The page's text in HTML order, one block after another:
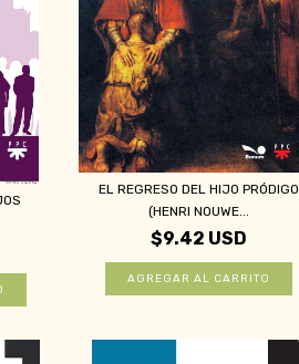
EL REGRESO DEL HIJO PRÓDIGO
(HENRI NOUWE...
$9.42 USD